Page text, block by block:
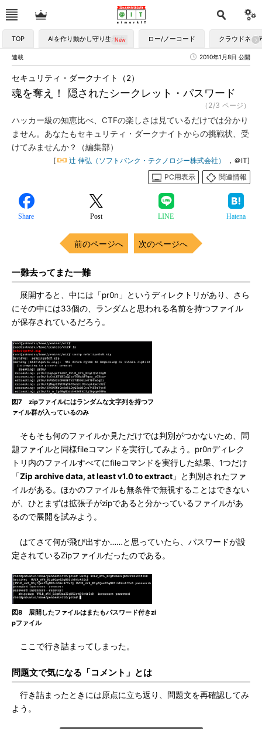
TOP AIを作り動かし守り生かす ロー/ノーコード クラウドネイ
連載 2010年1月8日 公開
魂を奪え！ 隠されたシークレット・パスワード
セキュリティ・ダークナイト（2）
（2/3 ページ）
ハッカー級の知恵比べ、CTFの楽しさは見ているだけでは分かり
ません。あなたもセキュリティ・ダークナイトからの挑戦状、受
けてみませんか？（編集部）
[ 辻 伸弘（ソフトバンク・テクノロジー株式会社）
，＠IT]
PC用表示
関連情報
Share Post LINE Hatena
前のページへ 次のページへ
一難去ってまた一難
展開すると、中には「pr0n」というディレクトリがあり、さら
にその中には33個の、ランダムと思われる名前を持つファイル
が保存されているだろう。
図7 zipファイルにはランダムな文字列を持つフ
ァイル群が入っているのみ
そもそも何のファイルか見ただけでは判別がつかないため、問
題ファイルと同様fileコマンドを実行してみよう。pr0nディレク
トリ内のファイルすべてにfileコマンドを実行した結果、1つだけ
「Zip archive data, at least v1.0 to extract 」と判別されたファ
イルがある。ほかのファイルも無条件で無視することはできない
が、ひとまずは拡張子がzipであると分かっているファイルがあ
るので展開を試みよう。
はてさて何が飛び出すか……と思っていたら、パスワードが設
定されているZipファイルだったのである。
図8 展開したファイルはまたもパスワード付きzi
pファイル
ここで行き詰まってしまった。
問題文で気になる「コメント」とは
行き詰まったときには原点に立ち返り、問題文を再確認してみ
よう。